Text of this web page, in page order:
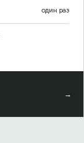
один раз
→